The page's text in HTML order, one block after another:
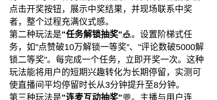
点击开奖按钮，展示中奖结果，并现场联系中奖
者，整个过程充满仪式感。
第二种玩法是"任务解锁抽奖"🎪。设置阶梯式任
务，如"点赞破10万解锁一等奖"、"评论数破5000解
锁二等奖"。每完成一个任务，立即开奖一次。这种
玩法能将用户的短期兴趣转化为长期停留，实测可
使直播间平均停留时长从3分钟提升至8分钟。
第三种玩法是"连麦互动抽奖"💬。主播与用户连